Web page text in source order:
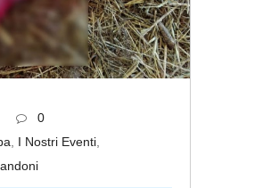
0
I Nostri Eventi